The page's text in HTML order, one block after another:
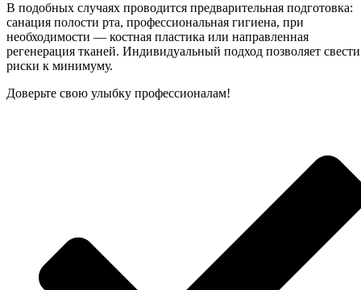
В подобных случаях проводится предварительная подготовка:
санация полости рта, профессиональная гигиена, при
необходимости — костная пластика или направленная
регенерация тканей. Индивидуальный подход позволяет свести
риски к минимуму.
Доверьте свою улыбку профессионалам!